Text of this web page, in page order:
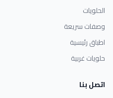
الحلويات
وصفات سريعة
اطباق رئيسية
حلويات غربية
اتصل بنا